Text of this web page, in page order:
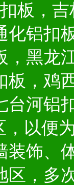
板，
化铝扣
，黑龙
板，鸡
台河铝
以便
装饰、
区，多